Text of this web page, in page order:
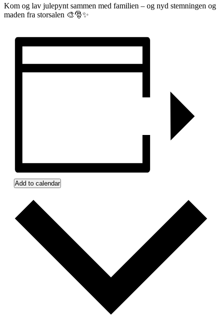
Kom og lav julepynt sammen med familien – og nyd stemningen og
maden fra storsalen 🎨🎅✨
Add to calendar